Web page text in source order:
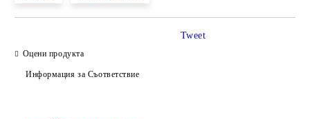
Оцени продукта
Информация за Съответствие
Tweet